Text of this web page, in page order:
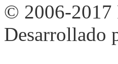
© 2006-2017
Desarrollado